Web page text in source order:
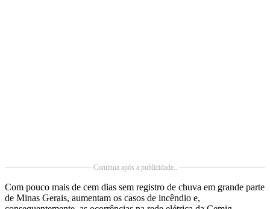
Continua após a publicidade..
Com pouco mais de cem dias sem registro de chuva em grande parte
de Minas Gerais, aumentam os casos de incêndio e,